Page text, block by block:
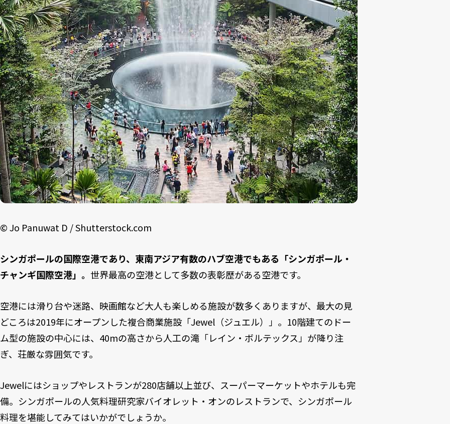
© Jo Panuwat D / Shutterstock.com
シンガポールの国際空港であり、東南アジア有数のハブ空港でもある「シンガポール・
チャンギ国際空港」。 世界最高の空港として多数の表彰歴がある空港です。
空港には滑り台や迷路、映画館など大人も楽しめる施設が数多くありますが、最大の見
どころは2019年にオープンした複合商業施設「Jewel（ジュエル）」。10階建てのドー
ム型の施設の中心には、40mの高さから人工の滝「レイン・ボルテックス」が降り注
ぎ、荘厳な雰囲気です。
Jewelにはショップやレストランが280店舗以上並び、スーパーマーケットやホテルも完
備。シンガポールの人気料理研究家バイオレット・オンのレストランで、シンガポール
料理を堪能してみてはいかがでしょうか。